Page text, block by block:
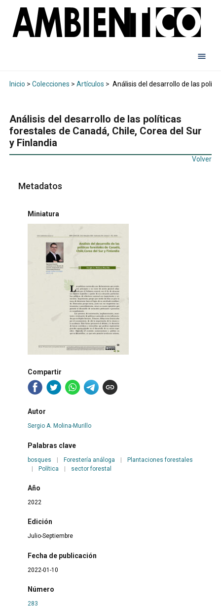
Inicio > Colecciones > Artículos > Análisis del desarrollo de las
Análisis del desarrollo de las políticas
forestales de Canadá, Chile, Corea del Sur
y Finlandia
Volver
Metadatos
Miniatura
Compartir
Autor
Sergio A. Molina-Murillo
Palabras clave
bosques | Forestería análoga |
Plantaciones forestales
|
Política | sector forestal
Año
2022
Edición
Julio-Septiembre
Fecha de publicación
2022-01-10
Número
283